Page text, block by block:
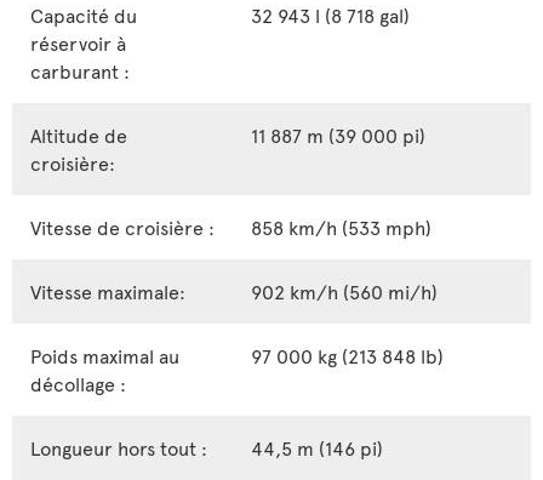
Capacité du
réservoir à
carburant :
32 943 l (8 718 gal)
Altitude de
croisière:
11 887 m (39 000 pi)
Vitesse de croisière : 858 km/h (533 mph)
Vitesse maximale: 902 km/h (560 mi/h)
Poids maximal au
décollage :
97 000 kg (213 848 lb)
Longueur hors tout : 44,5 m (146 pi)